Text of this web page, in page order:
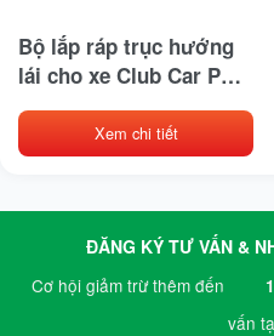
Bộ lắp ráp trục hướng
lái cho xe Club Car PN
1017313
Xem chi tiết
ĐĂNG KÝ TƯ VẤN &
Cơ hội giảm trừ thêm đến
vấn